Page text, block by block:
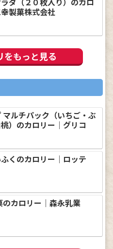
製菓株式会社
をもっと見る
マルチパック（いちご・ぶ
）のカロリー｜グリコ
くのカロリー｜ロッテ
のカロリー｜森永乳業